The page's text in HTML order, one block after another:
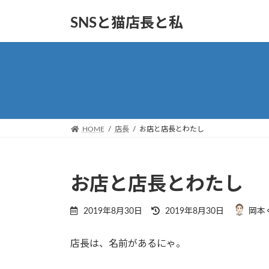
SNSと猫店長と私
HOME 店長 お店と店長とわたし
お店と店長とわたし
2019年8月30日
最
新
2019年8月30日 岡本
店長は、名前があるにゃ。